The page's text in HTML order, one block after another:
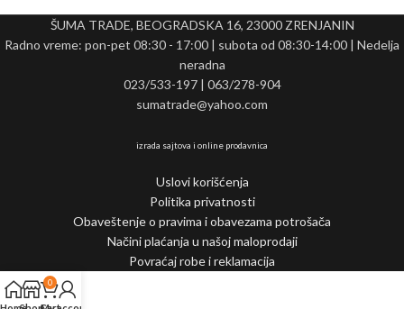
ŠUMA TRADE, BEOGRADSKA 16, 23000 ZRENJANIN
Radno vreme: pon-pet 08:30 - 17:00 | subota od 08:30-14:00 | Nedelja
neradna
023/533-197 | 063/278-904
sumatrade@yahoo.com
izrada sajtova i online prodavnica
Uslovi korišćenja
Politika privatnosti
Obaveštenje o pravima i obavezama potrošača
Načini plaćanja u našoj maloprodaji
Povraćaj robe i reklamacija
0